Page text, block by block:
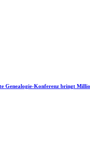
Genealogie-Konferenz bringt